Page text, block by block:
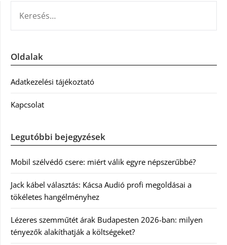
Oldalak
Adatkezelési tájékoztató
Kapcsolat
Legutóbbi bejegyzések
Mobil szélvédő csere: miért válik egyre népszerűbbé?
Jack kábel választás: Kácsa Audió profi megoldásai a
tökéletes hangélményhez
Lézeres szemműtét árak Budapesten 2026-ban: milyen
tényezők alakíthatják a költségeket?